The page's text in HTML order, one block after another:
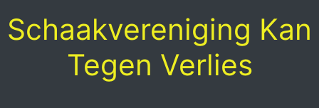
to
content
Schaakvereniging Kan
Tegen Verlies